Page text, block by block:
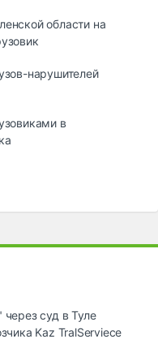
области на
нарушителей
в
суд в Туле
Kaz TralServiece